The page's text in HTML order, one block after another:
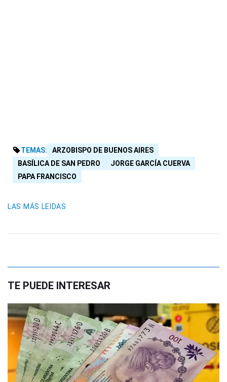
TEMAS:
ARZOBISPO DE BUENOS AIRES
BASÍLICA DE SAN PEDRO
JORGE GARCÍA CUERVA
PAPA FRANCISCO
LAS MÁS LEIDAS
TE PUEDE INTERESAR